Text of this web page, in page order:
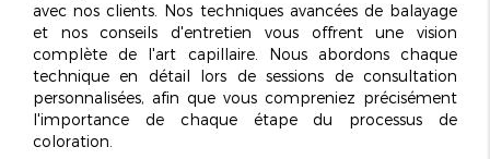
avec nos clients. Nos techniques avancées de balayage
et nos conseils d'entretien vous offrent une vision
complète de l'art capillaire. Nous abordons chaque
technique en détail lors de sessions de consultation
personnalisées, afin que vous compreniez précisément
l'importance de chaque étape du processus de
coloration.